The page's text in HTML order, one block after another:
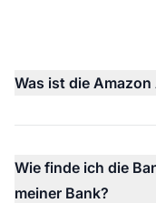
Was ist die
Wie finde ich die
meiner Bank?